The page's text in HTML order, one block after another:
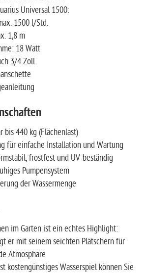
Universal 1500:
1500 l/Std.
1,8 m
18 Watt
3/4 Zoll
bis 440 kg (Flächenlast)
für einfache Installation und Wartung
frostfest und UV-beständig
Pumpensystem
der Wassermenge
im Garten ist ein echtes Highlight:
er mit seinem seichten Plätschern für
Atmosphäre
kostengünstiges Wasserspiel können Sie